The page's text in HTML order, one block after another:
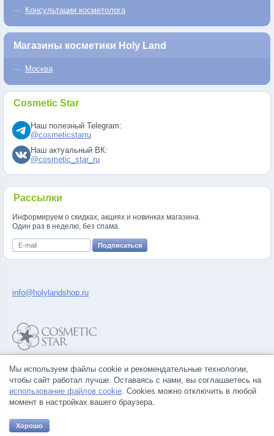
Консультации косметолога
Магазины косметики Holy Land
Москва
Cosmetic Star
Наш полезный Telegram:
@cosmeticstarru
Наш актуальный ВК:
@cosmetic_star_ru
Рассылки
Информируем о скидках, акциях и новинках магазина.
Один раз в неделю, без спама.
Правила продажи товаров
Согласие на обработку персональных данных
info@holylandshop.ru
© Все права на товарные знаки принадлежат их законным владельцам.
Мы используем файлы cookie и рекомендательные технологии,
чтобы сайт работал лучше. Оставаясь с нами, вы соглашаетесь на
использование файлов cookie. Cookies можно отключить в любой
момент в настройках вашего браузера.
Хорошо